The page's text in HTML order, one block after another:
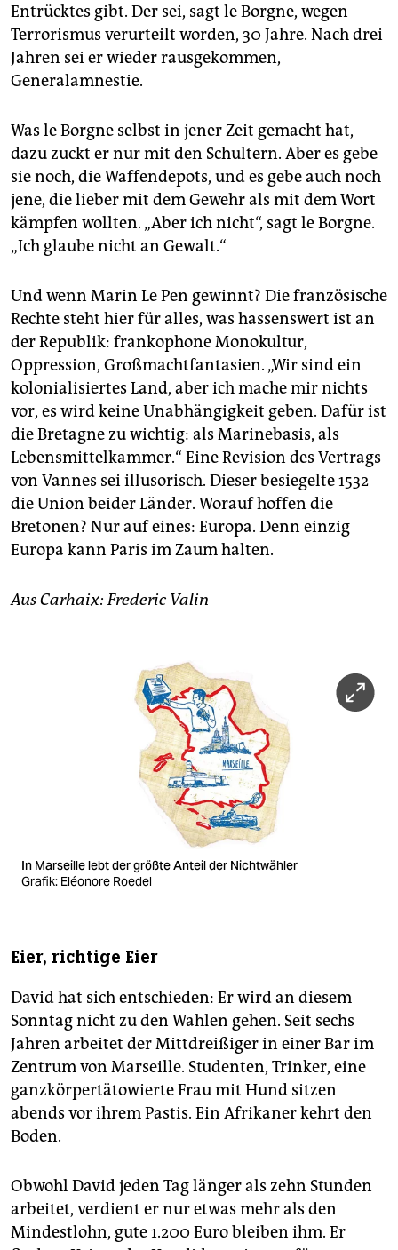
Entrücktes gibt. Der sei, sagt le Borgne, wegen
Terrorismus verurteilt worden, 30 Jahre. Nach drei
Jahren sei er wieder rausgekommen,
Generalamnestie.
Was le Borgne selbst in jener Zeit gemacht hat,
dazu zuckt er nur mit den Schultern. Aber es gebe
sie noch, die Waffendepots, und es gebe auch noch
jene, die lieber mit dem Gewehr als mit dem Wort
kämpfen wollten. „Aber ich nicht“, sagt le Borgne.
„Ich glaube nicht an Gewalt.“
Und wenn Marin Le Pen gewinnt? Die französische
Rechte steht hier für alles, was hassenswert ist an
der Republik: frankophone Monokultur,
Oppression, Großmachtfantasien. „Wir sind ein
kolonialisiertes Land, aber ich mache mir nichts
vor, es wird keine Unabhängigkeit geben. Dafür ist
die Bretagne zu wichtig: als Marinebasis, als
Lebensmittelkammer.“ Eine Revision des Vertrags
von Vannes sei illusorisch. Dieser besiegelte 1532
die Union beider Länder. Worauf hoffen die
Bretonen? Nur auf eines: Europa. Denn einzig
Europa kann Paris im Zaum halten.
Aus Carhaix: Frederic Valin
In Marseille lebt der größte Anteil der Nichtwähler
Grafik: Eléonore Roedel
Eier, richtige Eier
David hat sich entschieden: Er wird an diesem
Sonntag nicht zu den Wahlen gehen. Seit sechs
Jahren arbeitet der Mittdreißiger in einer Bar im
Zentrum von Marseille. Studenten, Trinker, eine
ganzkörpertätowierte Frau mit Hund sitzen
abends vor ihrem ­Pastis. Ein Afrikaner kehrt den
Boden.
Obwohl David jeden Tag länger als zehn Stunden
arbeitet, verdient er nur etwas mehr als den
Mindestlohn, gute 1.200 Euro bleiben ihm. Er